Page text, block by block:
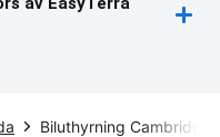
Biluthyrning Cambridge,